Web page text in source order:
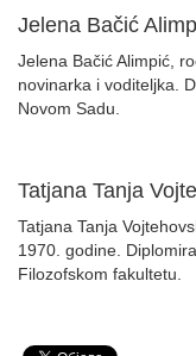
Jelena Bačić
Jelena Bačić Alimpić,
novinarka i voditeljka.
Novom Sadu.
Tatjana Tanja
Tatjana Tanja
1970. godine.
Filozofskom fakultetu.